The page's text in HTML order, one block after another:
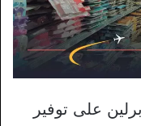
على توفير